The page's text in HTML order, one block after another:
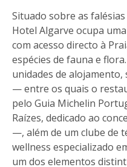
Situado sobre as
Hotel Algarve ocupa
com acesso directo à
espécies de fauna e
unidades de alojamento,
— entre os quais o
pelo Guia Michelin
Raízes, dedicado ao
—, além de um clube de
wellness especializado
um dos elementos